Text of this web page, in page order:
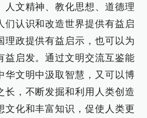
人文精神、教化思想、道德理
们认识和改造世界提供有益启
理政提供有益启示，也可以为
益启发。通过文明交流互鉴能
华文明中汲取智慧，又可以博
长，不断发掘和利用人类创造
文化和丰富知识，促使人类更